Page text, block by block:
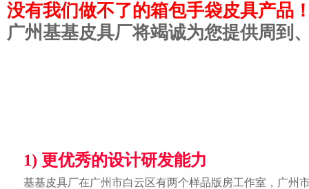
没有我们做不了的箱包手袋皮具产品
广州基基皮具厂将竭诚为您提供周到
1) 更优秀的设计研发能力
基基皮具厂在广州市白云区有两个样品版房工作室，广州